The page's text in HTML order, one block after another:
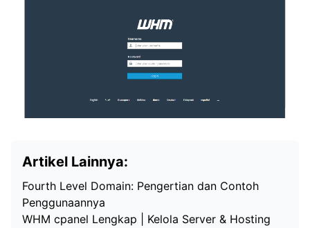
Artikel Lainnya:
Fourth Level Domain: Pengertian dan Contoh
Penggunaannya
WHM cpanel Lengkap | Kelola Server & Hosting